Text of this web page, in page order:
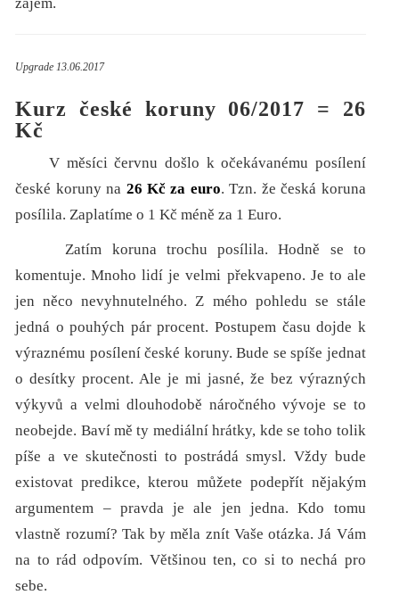
Upgrade 13.06.2017
Kurz české koruny 06/2017 = 26
Kč
V měsíci červnu došlo k očekávanému posílení
české koruny na 26 Kč za euro. Tzn. že česká koruna
posílila. Zaplatíme o 1 Kč méně za 1 Euro.
Zatím koruna trochu posílila. Hodně se to
komentuje. Mnoho lidí je velmi překvapeno. Je to ale
jen něco nevyhnutelného. Z mého pohledu se stále
jedná o pouhých pár procent. Postupem času dojde k
výraznému posílení české koruny. Bude se spíše jednat
o desítky procent. Ale je mi jasné, že bez výrazných
výkyvů a velmi dlouhodobě náročného vývoje se to
neobejde. Baví mě ty mediální hrátky, kde se toho tolik
píše a ve skutečnosti to postrádá smysl. Vždy bude
existovat predikce, kterou můžete podepřít nějakým
argumentem – pravda je ale jen jedna. Kdo tomu
vlastně rozumí? Tak by měla znít Vaše otázka. Já Vám
na to rád odpovím. Většinou ten, co si to nechá pro
sebe.